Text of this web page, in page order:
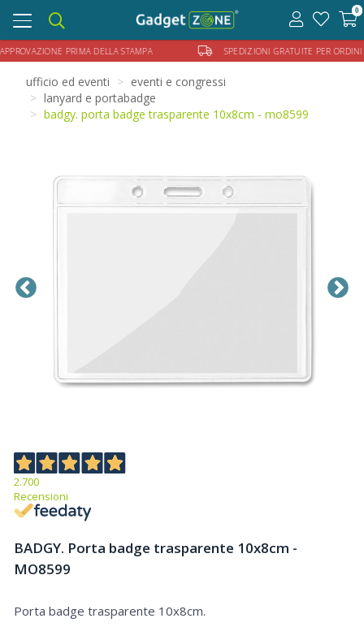
PRIMA DELLA STAMPA SPEDIZIONI GRATUITE PER
Toggle
navigation
0
ufficio ed eventi
eventi e congressi
lanyard e portabadge
badgy. porta badge trasparente 10x8cm - mo8599
2.700
Recensioni
BADGY. Porta badge trasparente 10x8cm -
MO8599
Porta badge trasparente 10x8cm.